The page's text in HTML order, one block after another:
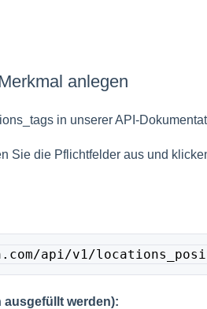
anlegen
in unserer API-
Sie die Pflichtfelder aus und
api/v1/
ausgefüllt werden):